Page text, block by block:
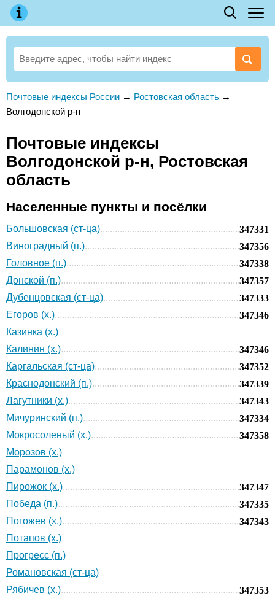
Почтовые индексы России → Ростовская область →
Волгодонской р-н
Почтовые индексы
Волгодонской р-н, Ростовская
область
Населенные пункты и посёлки
Большовская (ст-ца)
347331
Виноградный (п.)
347356
Головное (п.)
347338
Донской (п.)
347357
Дубенцовская (ст-ца)
347333
Егоров (х.)
347346
Казинка (х.)
Калинин (х.)
347346
Каргальская (ст-ца)
347352
Краснодонский (п.)
347339
Лагутники (х.)
347343
Мичуринский (п.)
347334
Мокросоленый (х.)
347358
Морозов (х.)
Парамонов (х.)
Пирожок (х.)
347347
Победа (п.)
347335
Погожев (х.)
347343
Потапов (х.)
Прогресс (п.)
Романовская (ст-ца)
Рябичев (х.)
347353